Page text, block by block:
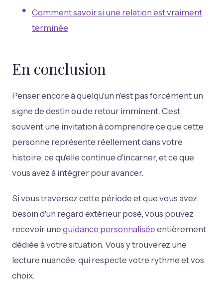
Comment savoir si une relation est vraiment
terminée
En conclusion
Penser encore à quelqu'un n'est pas forcément un
signe de destin ou de retour imminent. C'est
souvent une invitation à comprendre ce que cette
personne représente réellement dans votre
histoire, ce qu'elle continue d'incarner, et ce que
vous avez à intégrer pour avancer.
Si vous traversez cette période et que vous avez
besoin d'un regard extérieur posé, vous pouvez
recevoir une guidance personnalisée entièrement
dédiée à votre situation. Vous y trouverez une
lecture nuancée, qui respecte votre rythme et vos
choix.